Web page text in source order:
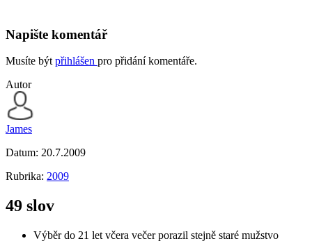
Napište komentář
Musíte být přihlášen pro přidání komentáře.
Autor
James
Datum: 20.7.2009
Rubrika: 2009
49 slov
Výběr do 21 let včera večer porazil stejně staré mužstvo